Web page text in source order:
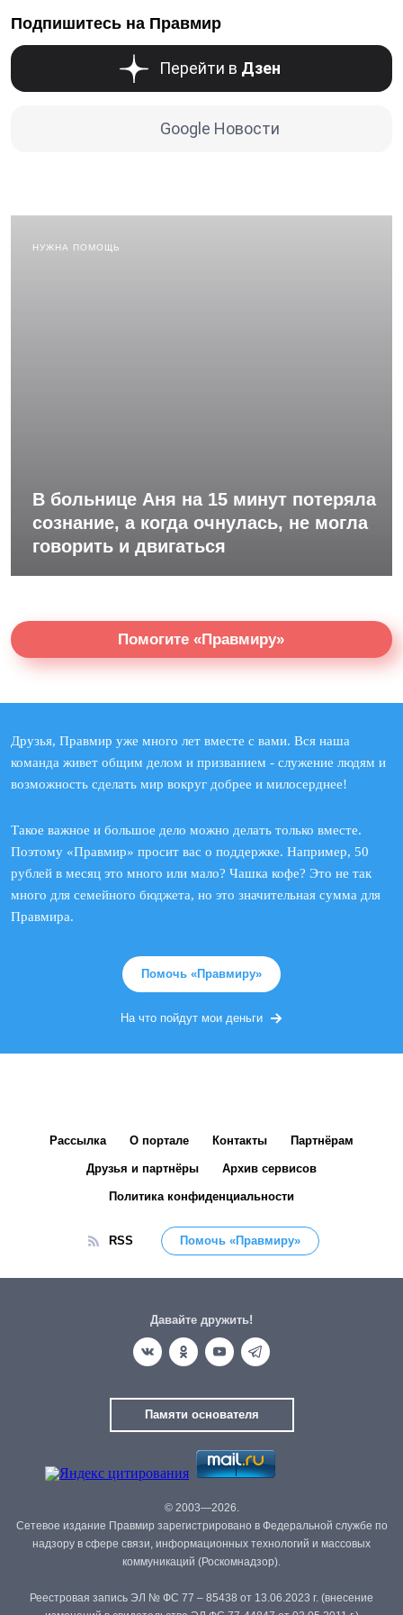
Подпишитесь на Правмир
Перейти в Дзен
Google Новости
НУЖНА ПОМОЩЬ
В больнице Аня на 15 минут потеряла
сознание, а когда очнулась, не могла
говорить и двигаться
Помогите «Правмиру»
Друзья, Правмир уже много лет вместе с вами. Вся наша
команда живет общим делом и призванием - служение людям и
возможность сделать мир вокруг добрее и милосерднее!
Такое важное и большое дело можно делать только вместе.
Поэтому «Правмир» просит вас о поддержке. Например, 50
рублей в месяц это много или мало? Чашка кофе? Это не так
много для семейного бюджета, но это значительная сумма для
Правмира.
Помочь «Правмиру»
На что пойдут мои деньги
Рассылка О портале Контакты Партнёрам
Друзья и партнёры Архив сервисов
Политика конфиденциальности
RSS Помочь «Правмиру»
Давайте дружить!
Памяти основателя
© 2003—2026.
Сетевое издание Правмир зарегистрировано в Федеральной службе по
надзору в сфере связи, информационных технологий и массовых
коммуникаций (Роскомнадзор).
Реестровая запись ЭЛ № ФС 77 – 85438 от 13.06.2023 г. (внесение